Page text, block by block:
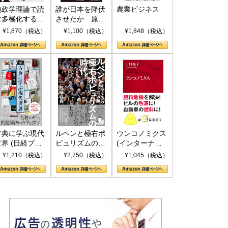
政学理論で読
多極化する世
トランプと
¥1,870（税込）
誰が日本を降伏
させたか 原爆
投下、ソ連参
(PHP新書)
¥1,100（税込）
農業ビジネス
¥1,848（税込）
典に学ぶ現代
界 (日経プレ
アシリーズ)
¥1,210（税込）
ルペンと極右ポ
ピュリズムの時
代：〈ヤヌス〉
¥2,750（税込）
ウンコノミクス
(インターナシ
ョナル新書)
¥1,045（税込）